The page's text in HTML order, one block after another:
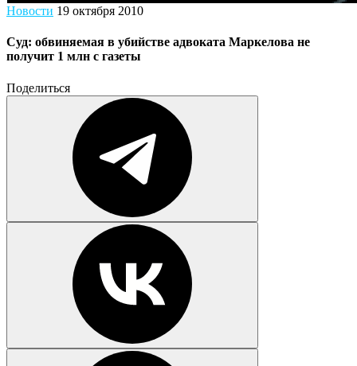
Новости 19 октября 2010
Суд: обвиняемая в убийстве адвоката Маркелова не
получит 1 млн с газеты
Поделиться